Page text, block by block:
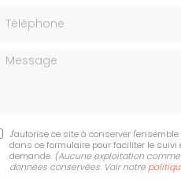
Message
J'autorise ce site à conserver
dans ce formulaire pour faciliter le suivi
demande. (Aucune exploitation
données conservées. Voir notre